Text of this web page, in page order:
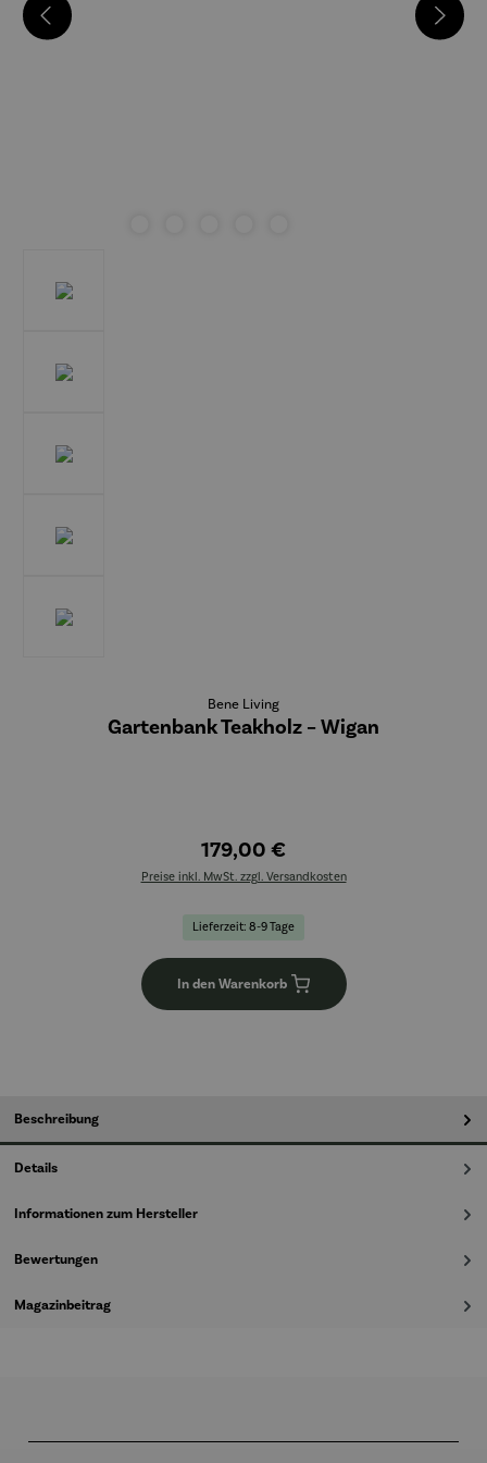
Bene Living
Gartenbank Teakholz – Wigan
179,00 €
Preise inkl. MwSt. zzgl. Versandkosten
Lieferzeit: 8-9 Tage
In den Warenkorb
Beschreibung
Details
Informationen zum Hersteller
Bewertungen
Magazinbeitrag